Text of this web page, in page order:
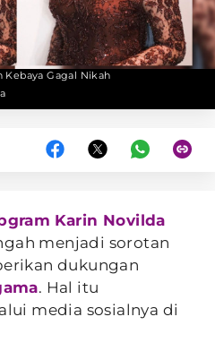
Gagal Nikah
Karin Novilda
menjadi sorotan
dukungan
. Hal itu
media sosialnya di